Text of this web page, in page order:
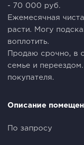
- 70 000 руб.
Ежемесячная
расти. Могу
воплотить.
Продаю срочно, в
семье и
покупателя.
Описание
По запросу